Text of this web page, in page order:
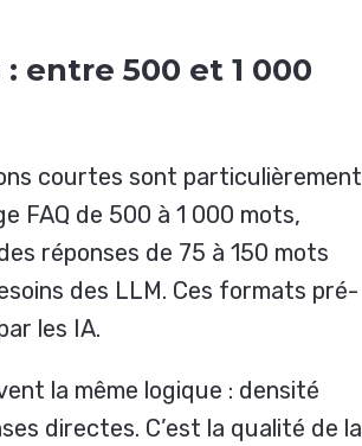
entre 500 et 1 000
courtes sont particulièrement
FAQ de 500 à 1 000 mots,
réponses de 75 à 150 mots
des LLM. Ces formats pré-
les IA.
la même logique : densité
directes. C’est la qualité de la